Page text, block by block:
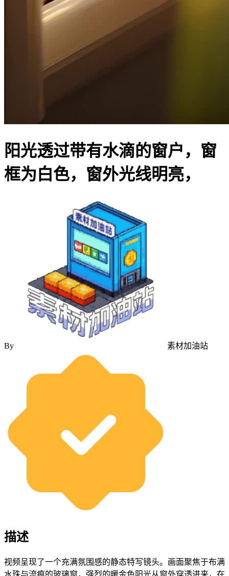
阳光透过带有水滴的窗户，窗
框为白色，窗外光线明亮，
By 素材加油站
描述
视频呈现了一个充满氛围感的静态特写镜头。画面聚焦于布满
水珠与流痕的玻璃窗，强烈的暖金色阳光从窗外穿透进来，在